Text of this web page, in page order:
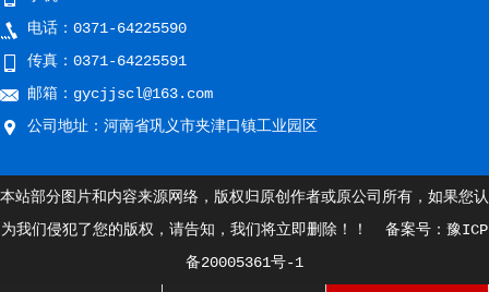
电话：0371-64225590
传真：0371-64225591
邮箱：gycjjscl@163.com
公司地址：河南省巩义市夹津口镇工业园区
本站部分图片和内容来源网络，版权归原创作者或原公司所有，如果您认
为我们侵犯了您的版权，请告知，我们将立即删除！！ 备案号： 豫ICP
备20005361号-1